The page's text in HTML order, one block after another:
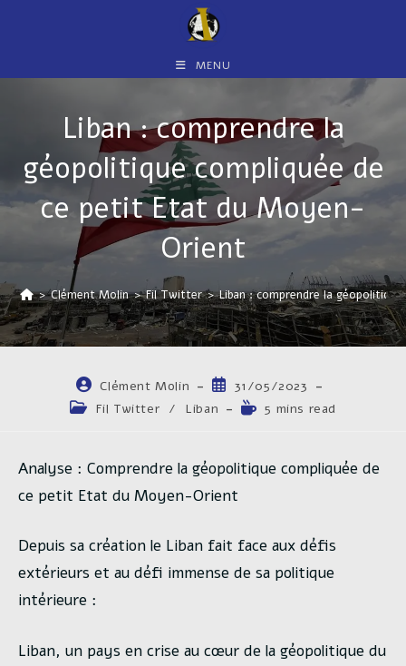
MENU
Liban : comprendre la
géopolitique compliquée de
ce petit Etat du Moyen-
Orient
> Clément Molin > Fil Twitter > Liban : comprendre la
Auteur/autrice
de
la
Clément Molin
Publication
publiée :
31/05/2023
PostFil Twitter / Liban
Temps5 mins read
Analyse : Comprendre la géopolitique compliquée de
ce petit Etat du Moyen-Orient
Depuis sa création le Liban fait face aux défis
extérieurs et au défi immense de sa politique
intérieure :
Liban, un pays en crise au cœur de la géopolitique du